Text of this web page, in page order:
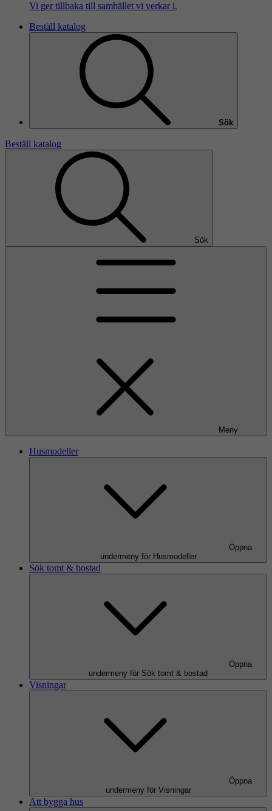
Vi ger tillbaka till samhället vi verkar i.
Beställ katalog
Sök
Beställ katalog
Sök
Meny
Husmodeller
Öppna
undermeny för Husmodeller
Sök tomt & bostad
Öppna
undermeny för Sök tomt & bostad
Visningar
Öppna
undermeny för Visningar
Att bygga hus